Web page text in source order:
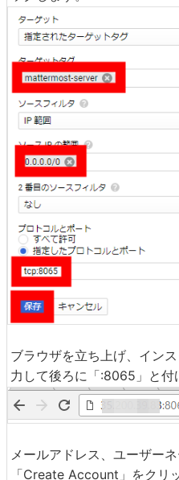
下へスクロールし、「ター
server」、「ソースIPの範
コルとポート」に「
ックします。